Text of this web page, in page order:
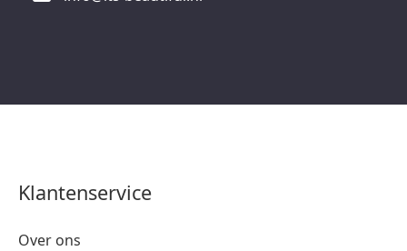
Klantenservice
Over ons